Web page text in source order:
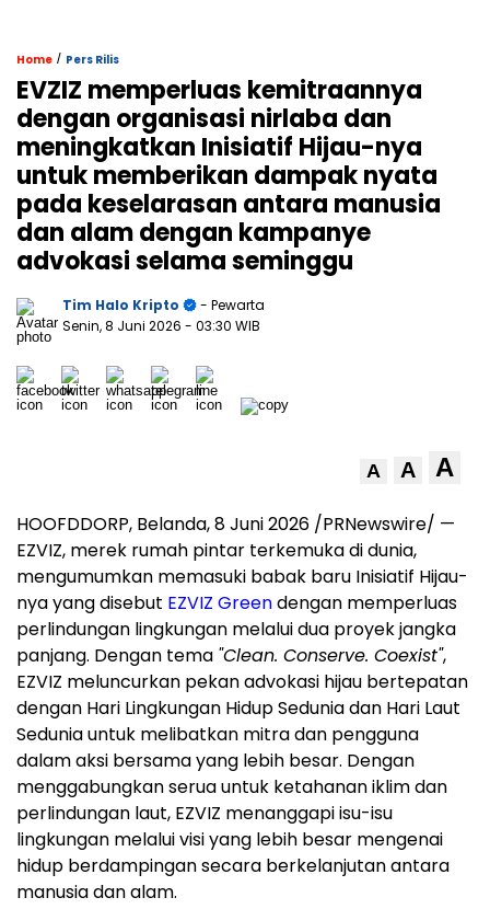
Home / Pers Rilis
EVZIZ memperluas kemitraannya
dengan organisasi nirlaba dan
meningkatkan Inisiatif Hijau-nya
untuk memberikan dampak nyata
pada keselarasan antara manusia
dan alam dengan kampanye
advokasi selama seminggu
Tim Halo Kripto
- Pewarta
Senin, 8 Juni 2026 - 03:30 WIB
A A A
HOOFDDORP, Belanda, 8 Juni 2026 /PRNewswire/ —
EZVIZ, merek rumah pintar terkemuka di dunia,
mengumumkan memasuki babak baru Inisiatif Hijau-
nya yang disebut EZVIZ Greendengan memperluas
perlindungan lingkungan melalui dua proyek jangka
panjang. Dengan tema "Clean. Conserve. Coexist",
EZVIZ meluncurkan pekan advokasi hijau bertepatan
dengan Hari Lingkungan Hidup Sedunia dan Hari Laut
Sedunia untuk melibatkan mitra dan pengguna
dalam aksi bersama yang lebih besar. Dengan
menggabungkan serua untuk ketahanan iklim dan
perlindungan laut, EZVIZ menanggapi isu-isu
lingkungan melalui visi yang lebih besar mengenai
hidup berdampingan secara berkelanjutan antara
manusia dan alam.